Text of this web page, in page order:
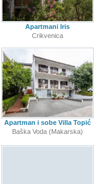
Apartmani Iris
Crikvenica
Apartman i sobe Villa Topić
Baška Voda (Makarska)